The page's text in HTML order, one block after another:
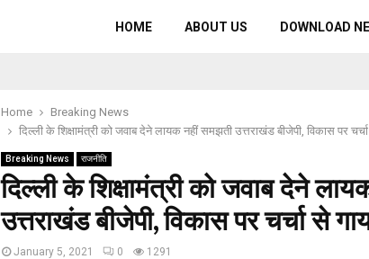
HOME ABOUT US DOWNLOAD
Home
Breaking News
दिल्ली के शिक्षामंत्री को जवाब देने लायक नहीं समझती उत्तराखंड बीजेपी, विकास पर
Breaking News राजनीति
दिल्ली के शिक्षामंत्री को जवाब देने
उत्तराखंड बीजेपी, विकास पर चर्चा से
January 5, 2021 0 1291